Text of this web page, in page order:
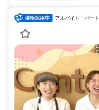
アルバイト・パート